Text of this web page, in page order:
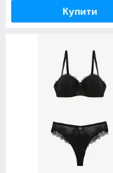
Купити